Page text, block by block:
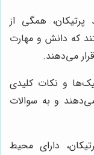
پرتیکان، همگی از
که دانش و مهارت
می‌دهند.
و نکات کلیدی
و به سوالات
دارای محیط